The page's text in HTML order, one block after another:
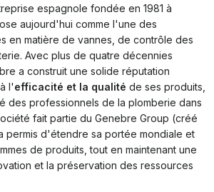
espagnole fondée en 1981 à
aujourd'hui comme l'une des
en matière de vannes, de contrôle des
Avec plus de quatre décennies
a construit une solide réputation
l'efficacité et la qualité de ses produits,
des professionnels de la plomberie dans
fait partie du Genebre Group (créé
permis d'étendre sa portée mondiale et
de produits, tout en maintenant une
et la préservation des ressources